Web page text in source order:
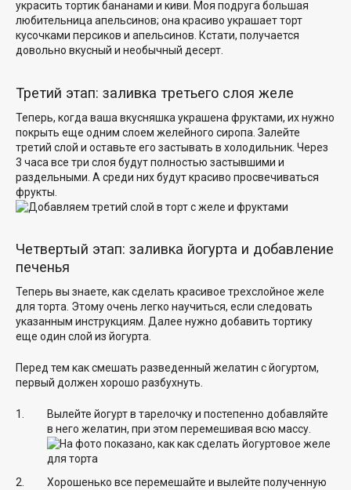
украсить тортик бананами и киви. Моя подруга большая
любительница апельсинов; она красиво украшает торт
кусочками персиков и апельсинов. Кстати, получается
довольно вкусный и необычный десерт.
Третий этап: заливка третьего слоя желе
Теперь, когда ваша вкусняшка украшена фруктами, их нужно
покрыть еще одним слоем желейного сиропа. Залейте
третий слой и оставьте его застывать в холодильник. Через
3 часа все три слоя будут полностью застывшими и
раздельными. А среди них будут красиво просвечиваться
фрукты.
Четвертый этап: заливка йогурта и добавление
печенья
Теперь вы знаете, как сделать красивое трехслойное желе
для торта. Этому очень легко научиться, если следовать
указанным инструкциям. Далее нужно добавить тортику
еще один слой из йогурта.
Перед тем как смешать разведенный желатин с йогуртом,
первый должен хорошо разбухнуть.
Вылейте йогурт в тарелочку и постепенно добавляйте
в него желатин, при этом перемешивая всю массу.
Хорошенько все перемешайте и вылейте полученную